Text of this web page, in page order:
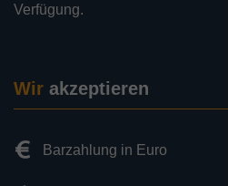
Verfügung.
Wir akzeptieren
Barzahlung in Euro